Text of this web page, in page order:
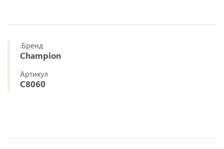
.Бренд
Champion
Артикул
C8060